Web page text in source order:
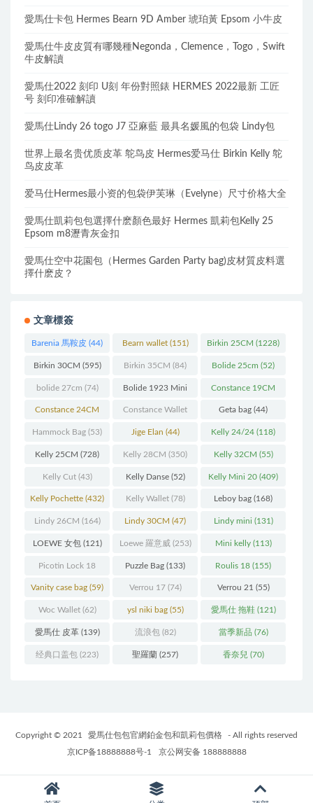
愛馬仕卡包 Hermes Bearn 9D Amber 琥珀黃 Epsom 小牛皮
愛馬仕牛皮皮質有哪幾種Negonda，Clemence，Togo，Swift
牛皮解讀
愛馬仕2022 刻印 U刻 年份對照錶 HERMES 2022最新 工匠
号 刻印准確解讀
愛馬仕Lindy 26 togo J7 亞麻藍 最具名媛風的包袋 Lindy包
世界上最名贵优质皮革 鸵鸟皮 Hermes爱马仕 Birkin Kelly 鸵
鸟皮皮革
爱马仕Hermes最小资的包袋伊芙琳（Evelyne）尺寸价格大全
愛馬仕凱莉包包選擇什麽顏色最好 Hermes 凱莉包Kelly 25
Epsom m8瀝青灰金扣
愛馬仕空中花園包（Hermes Garden Party bag)皮材質皮料選
擇什麽皮？
文章標簽
Barenia 馬鞍皮 (44) Bearn wallet(151) Birkin 25CM (1228)
Birkin 30CM (595) Birkin 35CM (84) Bolide 25cm (52)
bolide 27cm (74) Bolide 1923 Mini
(93)
Constance 19CM
(571)
Constance 24CM
(216)
Constance Wallet
(60)
Geta bag (44)
Hammock Bag (53) Jige Elan (44) Kelly 24/24 (118)
Kelly 25CM (728) Kelly 28CM (350) Kelly 32CM (55)
Kelly Cut(43) Kelly Danse(52) Kelly Mini 20 (409)
Kelly Pochette (432) Kelly Wallet(78) Leboy bag (168)
Lindy 26CM (164) Lindy 30CM (47) Lindy mini (131)
LOEWE 女包(121) Loewe 羅意威(253) Mini kelly(113)
Picotin Lock 18
(202)
Puzzle Bag (133) Roulis 18 (155)
Vanity case bag (59) Verrou 17(74) Verrou 21 (55)
Woc Wallet(62) ysl niki bag(55) 愛馬仕 拖鞋(121)
愛馬仕 皮革(139) 流浪包(82) 當季新品 (76)
经典口盖包 (223) 聖羅蘭 (257) 香奈兒 (70)
Copyright © 2021 愛馬仕包包官網鉑金包和凱莉包價格
- All rights reserved
京ICP备18888888号-1
京公网安备 188888888